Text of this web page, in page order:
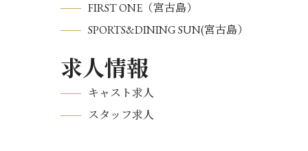
FIRST ONE（宮古島）
SPORTS&DINING SUN(宮古島）
求人情報
キャスト求人
スタッフ求人